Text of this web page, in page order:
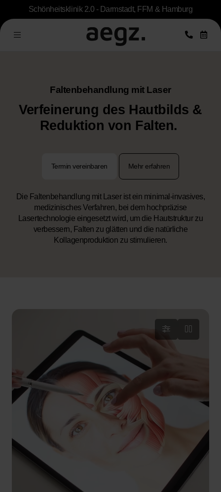
Schönheitsklinik 2.0 - Darmstadt, FFM & Hamburg
Faltenbehandlung mit Laser
Verfeinerung des Hautbilds &
Reduktion von Falten.
Termin vereinbaren Mehr erfahren
Die Faltenbehandlung mit Laser ist ein minimal-invasives,
medizinisches Verfahren, bei dem hochpräzise
Lasertechnologie eingesetzt wird, um die Hautstruktur zu
verbessern, Falten zu glätten und die natürliche
Kollagenproduktion zu stimulieren.